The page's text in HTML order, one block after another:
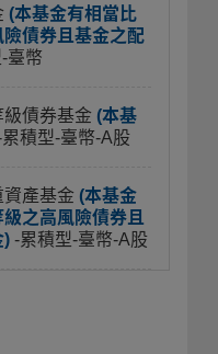
(本基金有相當比
債券且基金之配
臺幣
債券基金 (本基
積型-臺幣-A股
產基金 (本基金
之高風險債券且
) -累積型-臺幣-A股